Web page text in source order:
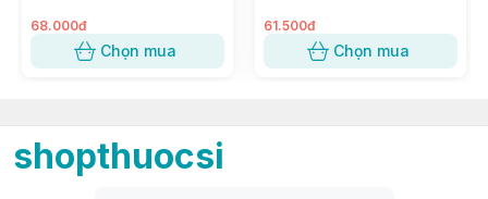
68.000đ
Chọn mua
61.500đ
Chọn mua
shopthuocsi